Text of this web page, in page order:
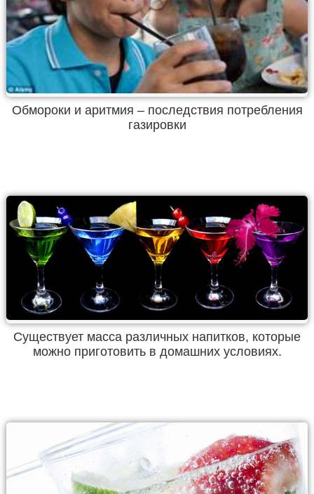
Обмороки и аритмия – последствия потребления
газировки
Существует масса различных напитков, которые
можно приготовить в домашних условиях.